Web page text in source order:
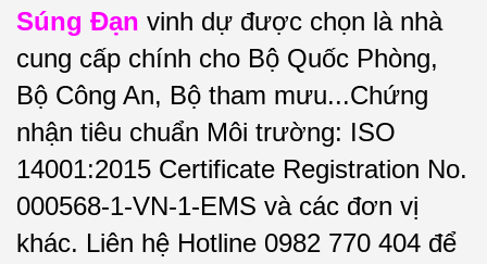
Súng Đạn vinh dự được chọn là nhà
cung cấp chính cho Bộ Quốc Phòng,
Bộ Công An, Bộ tham mưu...Chứng
nhận tiêu chuẩn Môi trường: ISO
14001:2015 Certificate Registration No.
000568-1-VN-1-EMS và các đơn vị
khác. Liên hệ Hotline 0982 770 404 để